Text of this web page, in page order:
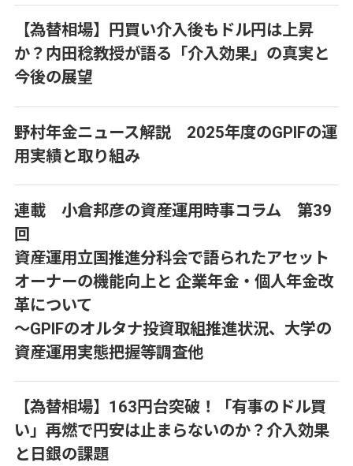
【為替相場】円買い介入後もドル円は上昇
か？内田稔教授が語る「介入効果」の真実と
今後の展望
野村年金ニュース解説 2025年度のGPIFの運
用実績と取り組み
連載 小倉邦彦の資産運用時事コラム 第39
回
資産運用立国推進分科会で語られたアセット
オーナーの機能向上と 企業年金・個人年金改
革について
～GPIFのオルタナ投資取組推進状況、大学の
資産運用実態把握等調査他
【為替相場】163円台突破！「有事のドル買
い」再燃で円安は止まらないのか？介入効果
と日銀の課題